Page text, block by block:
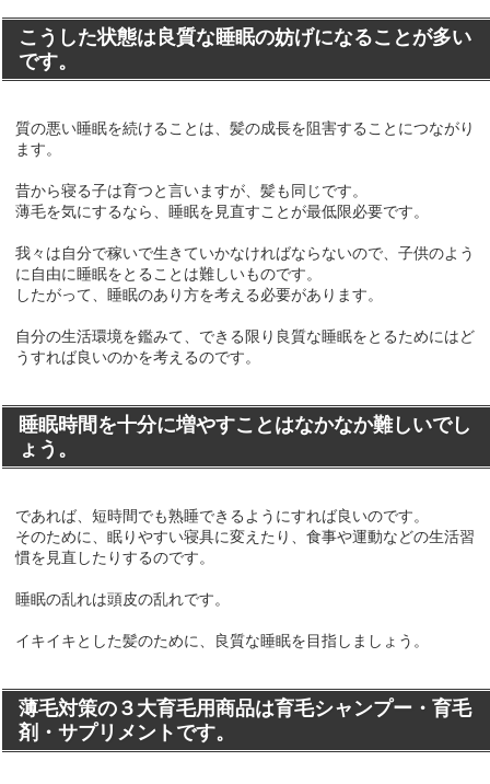
こうした状態は良質な睡眠の妨げになることが多い
です。
質の悪い睡眠を続けることは、髪の成長を阻害することにつながり
ます。
昔から寝る子は育つと言いますが、髪も同じです。
薄毛を気にするなら、睡眠を見直すことが最低限必要です。
我々は自分で稼いで生きていかなければならないので、子供のよう
に自由に睡眠をとることは難しいものです。
したがって、睡眠のあり方を考える必要があります。
自分の生活環境を鑑みて、できる限り良質な睡眠をとるためにはど
うすれば良いのかを考えるのです。
睡眠時間を十分に増やすことはなかなか難しいでし
ょう。
であれば、短時間でも熟睡できるようにすれば良いのです。
そのために、眠りやすい寝具に変えたり、食事や運動などの生活習
慣を見直したりするのです。
睡眠の乱れは頭皮の乱れです。
イキイキとした髪のために、良質な睡眠を目指しましょう。
薄毛対策の３大育毛用商品は育毛シャンプー・育毛
剤・サプリメントです。